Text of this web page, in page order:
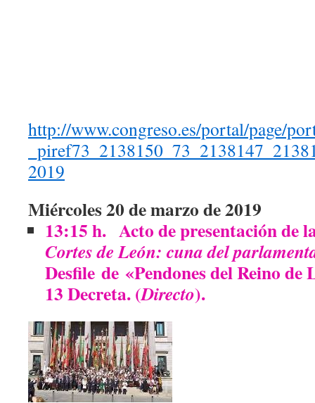
http://www.congreso.es/portal/page/
2019
Miércoles 20 de marzo de 2019
13:15 h. Acto de presentación de
Cortes de León: cuna del
Desfile de «Pendones del Reino de
13 Decreta. (Directo).